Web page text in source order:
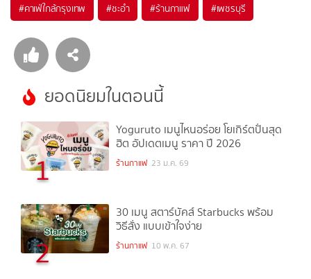
#คาเฟ่ใกล้กรุงเทพ #ชะอำ #ร้านกาแฟ #เพชรบุรี
ยอดนิยมในตอนนี้
1
Yoguruto เมนูไหนอร่อย โยเกิร์ตปั่นสุด
ฮิต อัปเดตเมนู ราคา ปี 2026
ร้านกาแฟ 23 ม.ค. 69
2
30 เมนู สตาร์บัคส์ Starbucks พร้อม
วิธีสั่ง แบบเข้าใจง่าย
ร้านกาแฟ 10 พ.ค. 67